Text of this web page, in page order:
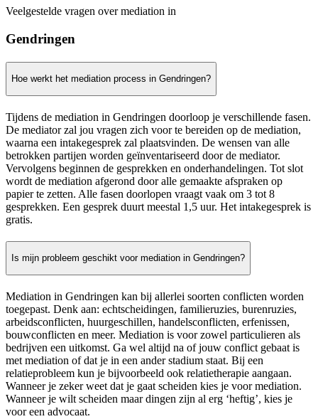
Veelgestelde vragen over mediation in
Gendringen
Hoe werkt het mediation process in Gendringen?
Tijdens de mediation in Gendringen doorloop je verschillende fasen.
De mediator zal jou vragen zich voor te bereiden op de mediation,
waarna een intakegesprek zal plaatsvinden. De wensen van alle
betrokken partijen worden geïnventariseerd door de mediator.
Vervolgens beginnen de gesprekken en onderhandelingen. Tot slot
wordt de mediation afgerond door alle gemaakte afspraken op
papier te zetten. Alle fasen doorlopen vraagt vaak om 3 tot 8
gesprekken. Een gesprek duurt meestal 1,5 uur. Het intakegesprek is
gratis.
Is mijn probleem geschikt voor mediation in Gendringen?
Mediation in Gendringen kan bij allerlei soorten conflicten worden
toegepast. Denk aan: echtscheidingen, familieruzies, burenruzies,
arbeidsconflicten, huurgeschillen, handelsconflicten, erfenissen,
bouwconflicten en meer. Mediation is voor zowel particulieren als
bedrijven een uitkomst. Ga wel altijd na of jouw conflict gebaat is
met mediation of dat je in een ander stadium staat. Bij een
relatieprobleem kun je bijvoorbeeld ook relatietherapie aangaan.
Wanneer je zeker weet dat je gaat scheiden kies je voor mediation.
Wanneer je wilt scheiden maar dingen zijn al erg ‘heftig’, kies je
voor een advocaat.